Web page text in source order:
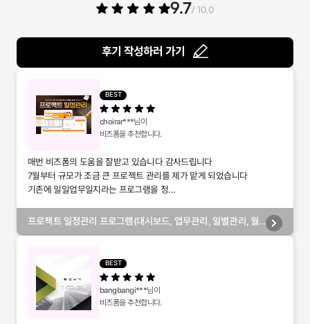
9.7/ 10.0
후기 작성하러 가기
BEST
choirar***님이
비즈폼을 추천합니다.
매번 비즈폼의 도움을 잘받고 있습니다 감사드립니다
7월부터 규모가 조금 큰 프로젝트 관리를 제가 맡게 되었습니다
기존에 일일업무일지라는 프로그램을 정...
프로젝트 일정관리 프로그램(대시보드, 업무관리, 일별관리, 월
BEST
bangbangi***님이
비즈폼을 추천합니다.